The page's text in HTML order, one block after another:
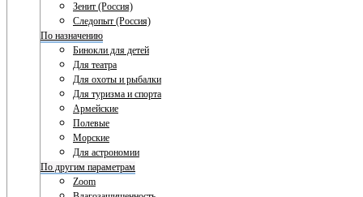
Зенит (Россия)
Следопыт (Россия)
По назначению
Бинокли для детей
Для театра
Для охоты и рыбалки
Для туризма и спорта
Армейские
Полевые
Морские
Для астрономии
По другим параметрам
Zoom